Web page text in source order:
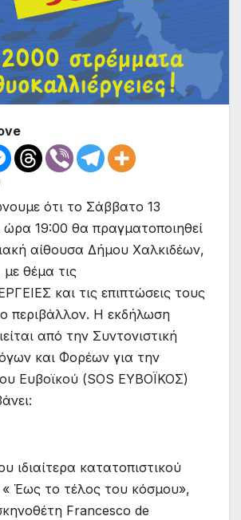
ότι το Σάββατο 13
ώρα 19:00 θα πραγματοποιηθεί
αίθουσα Δήμου Χαλκιδέων,
θέμα τις
και τις επιπτώσεις τους
περιβάλλον. Η εκδήλωση
από την Συντονιστική
και Φορέων για την
Ευβοϊκού (SOS ΕΥΒΟΪΚΟΣ)
ιδιαίτερα κατατοπιστικού
« Έως το τέλος του κόσμου»,
Francesco de